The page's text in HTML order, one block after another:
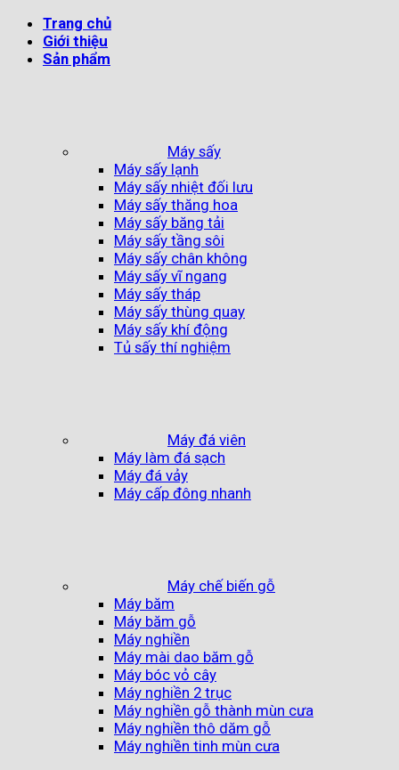
Trang chủ
Giới thiệu
Sản phẩm
Máy sấy
Máy sấy lạnh
Máy sấy nhiệt đối lưu
Máy sấy thăng hoa
Máy sấy băng tải
Máy sấy tầng sôi
Máy sấy chân không
Máy sấy vĩ ngang
Máy sấy tháp
Máy sấy thùng quay
Máy sấy khí động
Tủ sấy thí nghiệm
Máy đá viên
Máy làm đá sạch
Máy đá vảy
Máy cấp đông nhanh
Máy chế biến gỗ
Máy băm
Máy băm gỗ
Máy nghiền
Máy mài dao băm gỗ
Máy bóc vỏ cây
Máy nghiền 2 trục
Máy nghiền gỗ thành mùn cưa
Máy nghiền thô dăm gỗ
Máy nghiền tinh mùn cưa